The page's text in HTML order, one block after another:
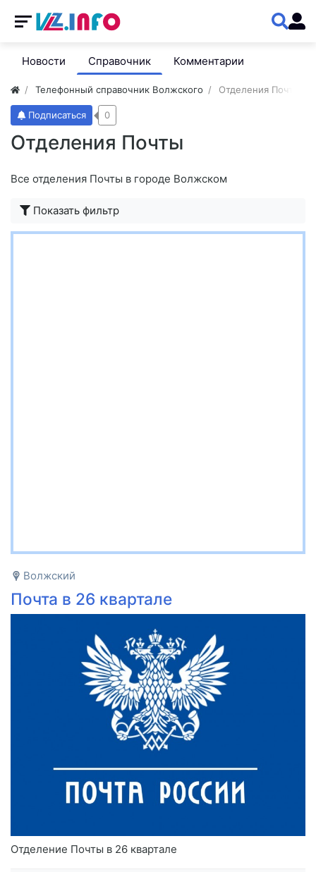
Новости Справочник Комментарии
Телефонный справочник Волжского Отделения Почты
Отделения Почты
Подписаться 0
Все отделения Почты в городе Волжском
Показать фильтр
Волжский
Почта в 26 квартале
Отделение Почты в 26 квартале